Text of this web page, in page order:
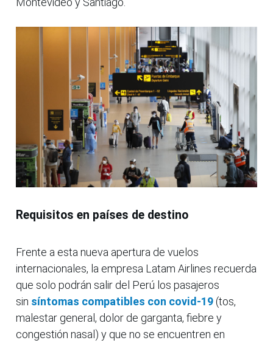
Requisitos en países de destino
Frente a esta nueva apertura de vuelos
internacionales, la empresa Latam Airlines recuerda
que solo podrán salir del Perú los pasajeros
sin síntomas compatibles con covid-19 (tos,
malestar general, dolor de garganta, fiebre y
congestión nasal) y que no se encuentren en